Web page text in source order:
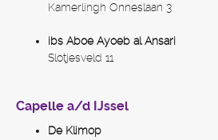
Kamerlingh Onneslaan 3
ibs Aboe Ayoeb al Ansari
Slotjesveld 11
Capelle a/d IJssel
De Klimop